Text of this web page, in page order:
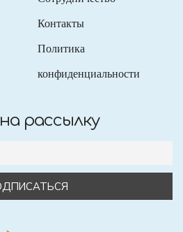
Контакты
Политика
конфиденциальности
рассылку